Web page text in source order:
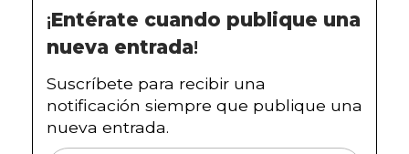
¡Entérate cuando publique una
nueva entrada!
Suscríbete para recibir una
notificación siempre que publique una
nueva entrada.